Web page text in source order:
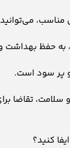
مناسب،
به حفظ
و پر سود است.
تقاضا
کنید؟